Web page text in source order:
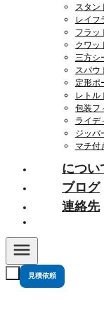
スタン
レイフ
フラッ
クワッ
三方シ
スパウ
定形ポ
レトル
包装フ
ライデ
ジッパ
マチ付
につい
ブログ
連絡先
見積依頼